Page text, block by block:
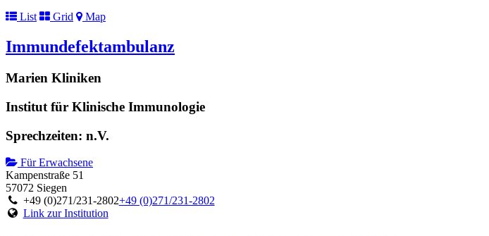
List
Grid Map
Immundefektambulanz
Marien Kliniken
Institut für Klinische Immunologie
Sprechzeiten: n.V.
Für Erwachsene
Kampenstraße 51
57072 Siegen
+49 (0)271/231-2802+49 (0)271/231-2802
Link zur Institution